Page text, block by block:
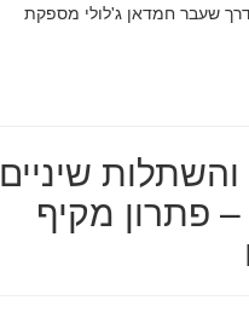
שיניים
– פתרון מקיף